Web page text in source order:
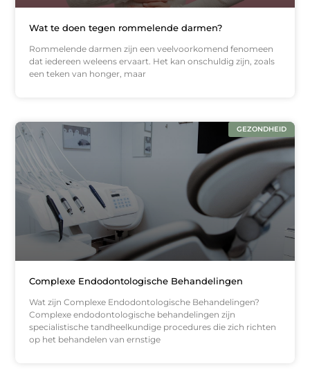
Wat te doen tegen rommelende darmen?
Rommelende darmen zijn een veelvoorkomend fenomeen
dat iedereen weleens ervaart. Het kan onschuldig zijn, zoals
een teken van honger, maar
GEZONDHEID
Complexe Endodontologische Behandelingen
Wat zijn Complexe Endodontologische Behandelingen?
Complexe endodontologische behandelingen zijn
specialistische tandheelkundige procedures die zich richten
op het behandelen van ernstige